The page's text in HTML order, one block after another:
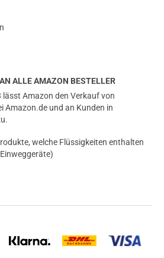
ALLE AMAZON BESTELLER
Amazon den Verkauf von
Amazon.de und an Kunden in
welche Flüssigkeiten enthalten